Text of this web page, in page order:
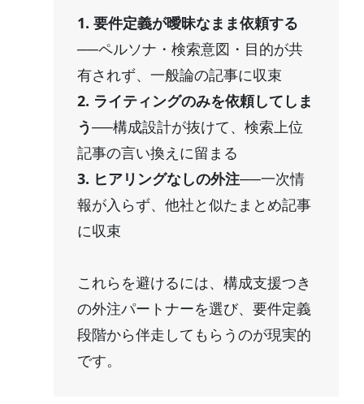
1. 要件定義が曖昧なまま依頼する
──ペルソナ・検索意図・目的が共
有されず、一般論の記事に収束
2. ライティングのみを依頼してしま
う──構成設計が抜けて、検索上位
記事の言い換えに留まる
3. ヒアリングなしの外注──一次情
報が入らず、他社と似たまとめ記事
に収束
これらを避けるには、構成支援つき
の外注パートナーを選び、要件定義
段階から伴走してもらうのが現実的
です。